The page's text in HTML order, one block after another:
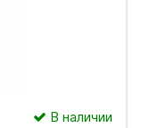
В наличии